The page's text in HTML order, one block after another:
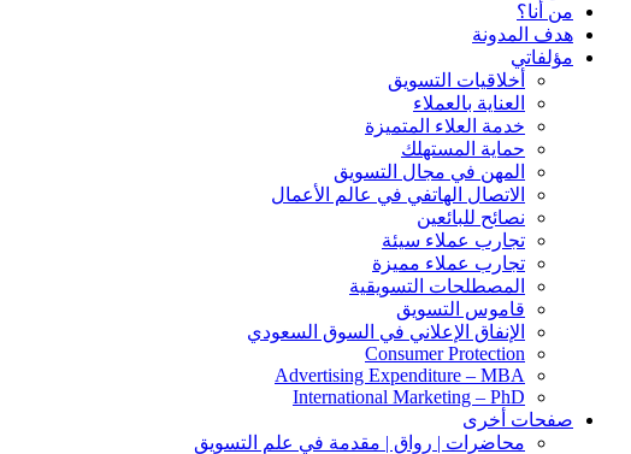
من أنا؟
هدف المدونة
مؤلفاتي
أخلاقيات التسويق
العناية بالعملاء
خدمة العلاء المتميزة
حماية المستهلك
المهن في مجال التسويق
الاتصال الهاتفي في عالم الأعمال
نصائح للبائعين
تجارب عملاء سيئة
تجارب عملاء مميزة
المصطلحات التسويقية
قاموس التسويق
الإنفاق الإعلاني في السوق السعودي
Consumer Protection
Advertising Expenditure – MBA
International Marketing – PhD
صفحات أخرى
محاضرات | رواق | مقدمة في علم التسويق